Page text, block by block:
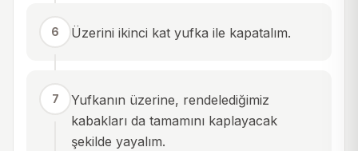
6 Üzerini ikinci kat yufka ile kapatalım.
7
Yufkanın üzerine, rendelediğimiz
kabakları da tamamını kaplayacak
şekilde yayalım.